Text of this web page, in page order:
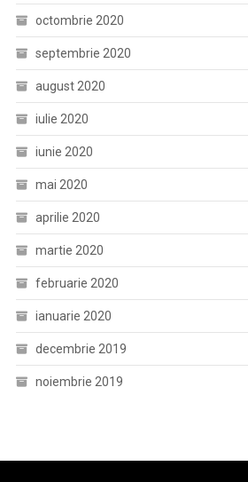
octombrie 2020
septembrie 2020
august 2020
iulie 2020
iunie 2020
mai 2020
aprilie 2020
martie 2020
februarie 2020
ianuarie 2020
decembrie 2019
noiembrie 2019